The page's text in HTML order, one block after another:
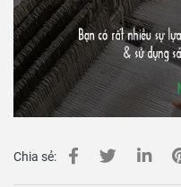
Chia sẻ: